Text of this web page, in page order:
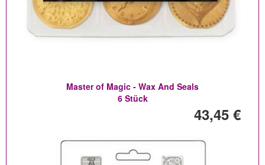
Master of Magic - Wax And Seals
6 Stück
43,45 €